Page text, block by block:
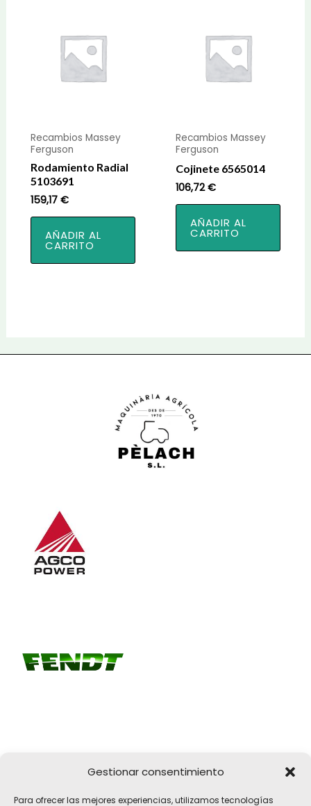
Gestionar consentimiento
Para ofrecer las mejores experiencias, utilizamos tecnologías
Recambios Massey
Ferguson
Rodamiento Radial
5103691
159,17 €
AÑADIR AL
CARRITO
Recambios Massey
Ferguson
Cojinete 6565014
106,72€
AÑADIR AL
CARRITO